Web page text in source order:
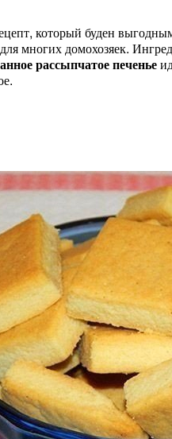
который буден
многих домохозяек.
рассыпчатое печенье